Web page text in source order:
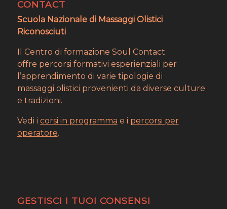
CONTACT
Scuola Nazionale di Massaggi Olistici
Riconosciuti
Il Centro di formazione Soul Contact
offre percorsi formativi esperienziali per
l’apprendimento di varie tipologie di
massaggi olistici provenienti da diverse culture
e tradizioni.
Vedi i corsi in programma e i percorsi per
operatore.
GESTISCI I TUOI CONSENSI